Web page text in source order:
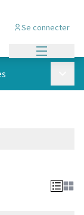
Se connecter